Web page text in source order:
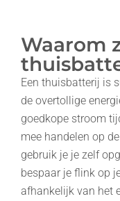
Waarom
Een thuisbatterij is
de overtollige
goedkope stroom
mee handelen op de
gebruik je je zelf
bespaar je flink op
afhankelijk van het